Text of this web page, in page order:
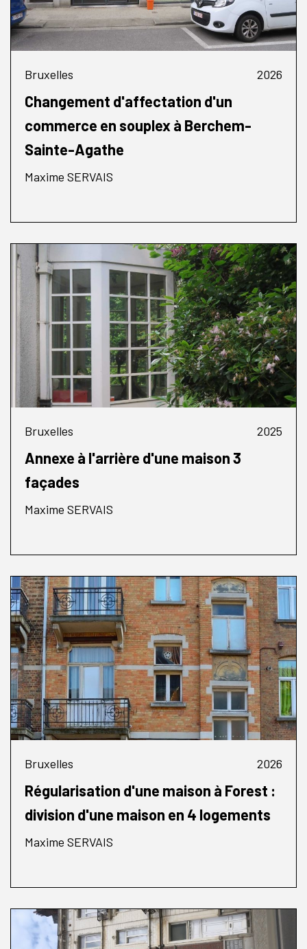
Bruxelles 2026
Changement d'affectation d'un
commerce en souplex à Berchem-
Sainte-Agathe
Maxime SERVAIS
Bruxelles 2025
Annexe à l'arrière d'une maison 3
façades
Maxime SERVAIS
Bruxelles 2026
Régularisation d'une maison à Forest :
division d'une maison en 4 logements
Maxime SERVAIS